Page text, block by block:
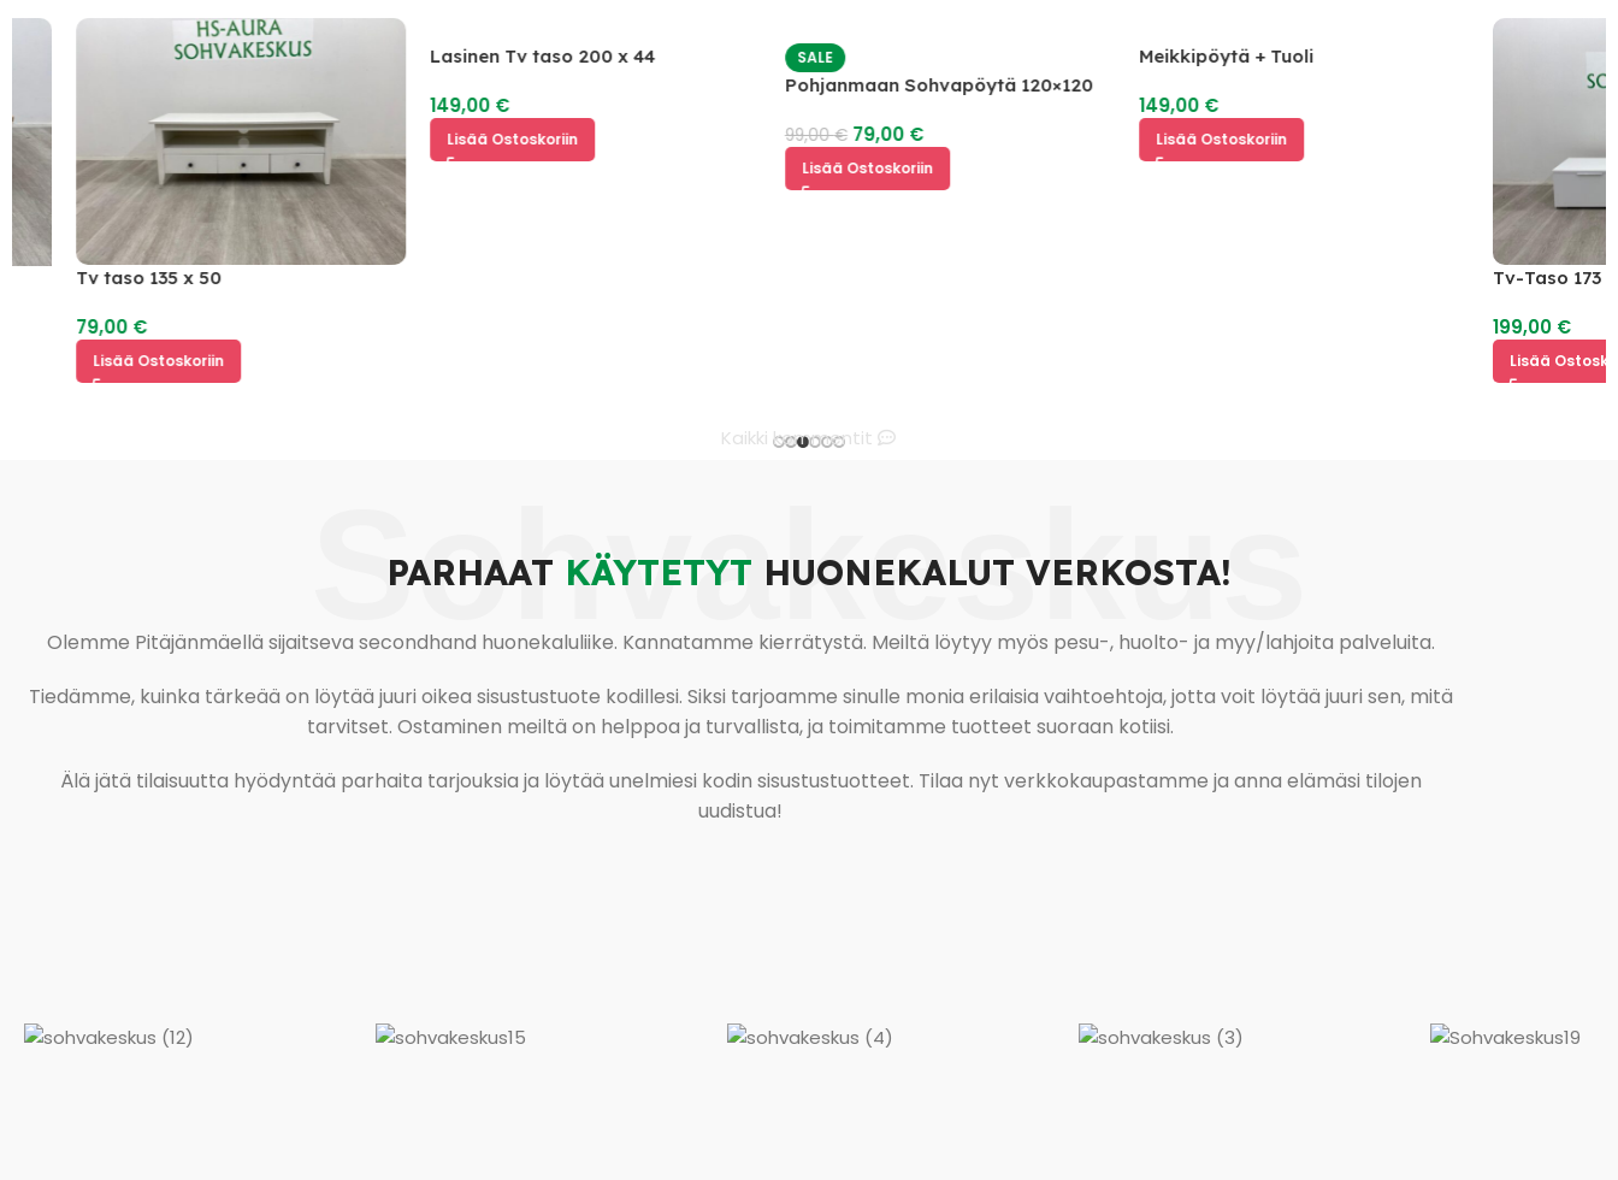
Tv taso 135 x 50
79,00€
Lisää Ostoskoriin
Lasinen Tv taso 200 x 44
149,00€
Lisää Ostoskoriin
Pohjanmaan Sohvapöytä 120×120
€ 79,00€
Lisää Ostoskoriin
Meikkipöytä + Tuoli
149,00€
Lisää Ostoskoriin
Tv-Taso 173 x 40
199,00€
Lisää Ostoskoriin
Kaikki kommentit
Sohvakeskus
PARHAAT KÄYTETYT HUONEKALUT VERKOSTA!
Olemme Pitäjänmäellä sijaitseva secondhand huonekaluliike. Kannatamme kierrätystä. Meiltä löytyy myös pesu-, huolto- ja myy/lahjoita palveluita.
Tiedämme, kuinka tärkeää on löytää juuri oikea sisustustuote kodillesi. Siksi tarjoamme sinulle monia erilaisia vaihtoehtoja, jotta voit löytää juuri sen, mitä
tarvitset. Ostaminen meiltä on helppoa ja turvallista, ja toimitamme tuotteet suoraan kotiisi.
Älä jätä tilaisuutta hyödyntää parhaita tarjouksia ja löytää unelmiesi kodin sisustustuotteet. Tilaa nyt verkkokaupastamme ja anna elämäsi tilojen
uudistua!